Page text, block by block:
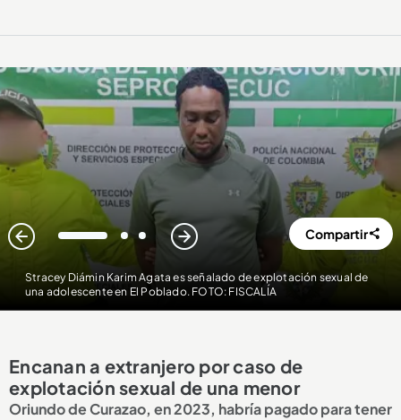
Stracey Diámin Karim Agata es señalado de explotación sexual de
una adolescente en El Poblado. FOTO: FISCALÍA
1 2 3 Compartir
Encanan a extranjero por caso de
explotación sexual de una menor
Oriundo de Curazao, en 2023, habría pagado para tener